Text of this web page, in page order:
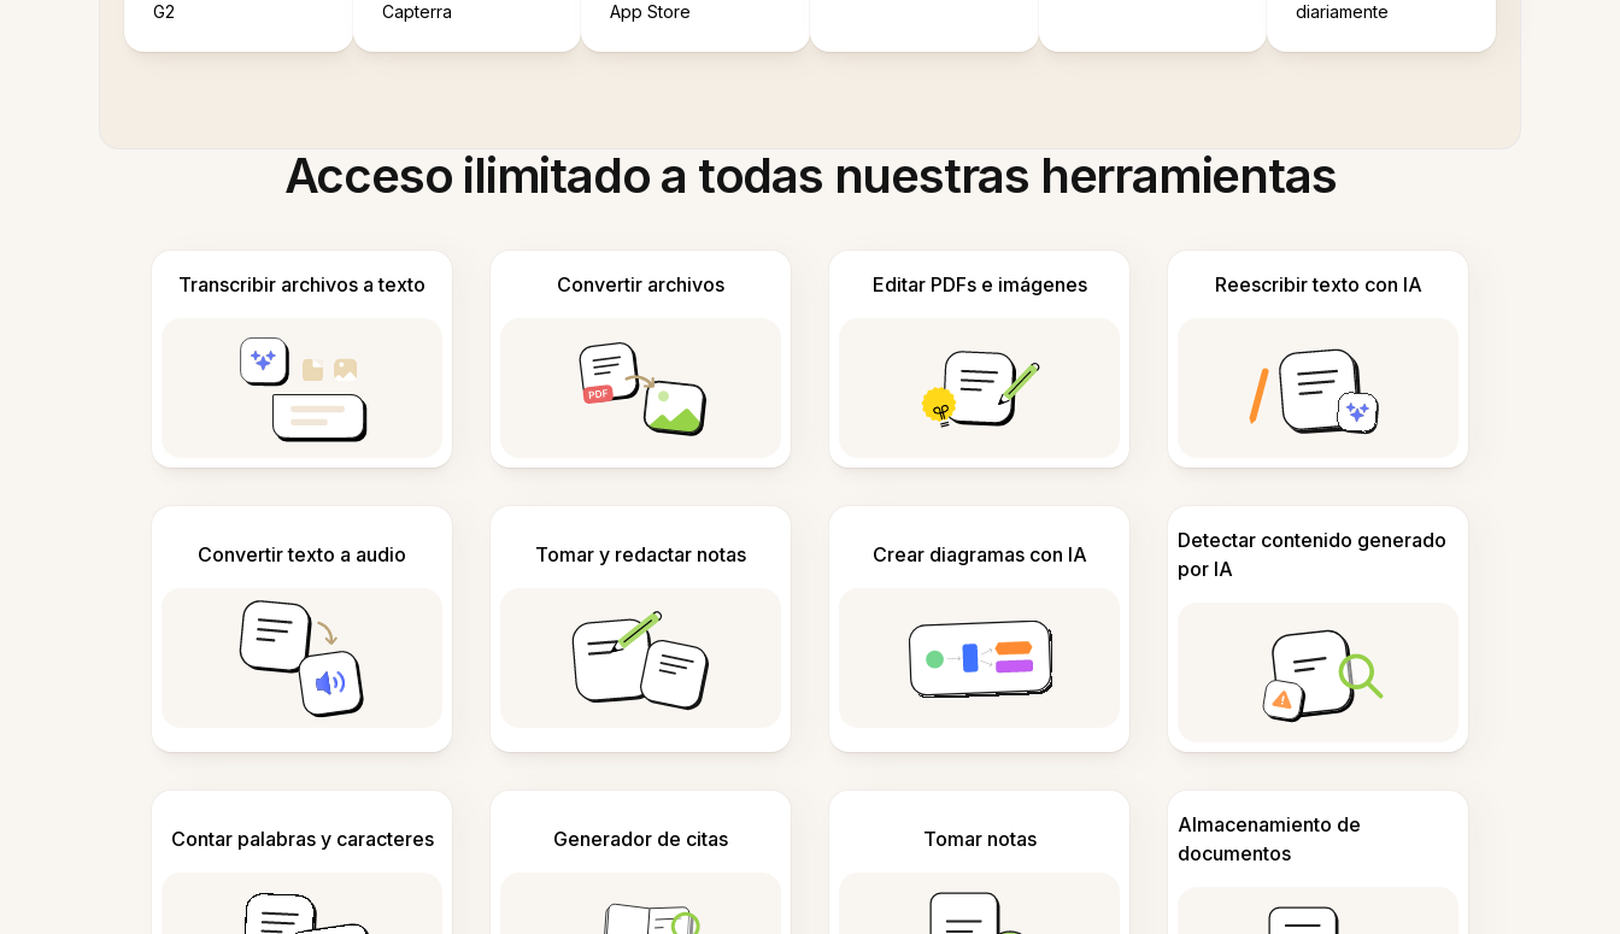
G2
Capterra
App Store
diariamente
Acceso ilimitado a todas nuestras herramientas
Transcribir archivos a texto Convertir archivos Editar PDFs e imágenes Reescribir texto con IA
Convertir texto a audio Tomar y redactar notas Crear diagramas con IA
Detectar contenido generado
por IA
Contar palabras y caracteres Generador de citas Tomar notas
Almacenamiento de
documentos